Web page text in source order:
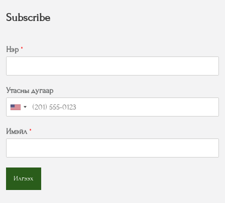
Subscribe
Нэр *
Утасны дугаар
Имэйл *
Илгээх